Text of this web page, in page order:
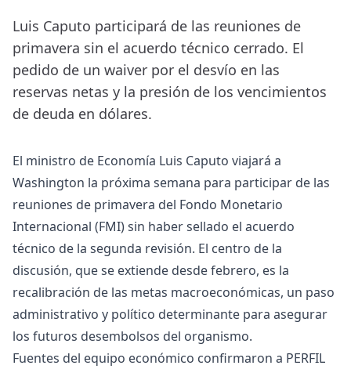
Luis Caputo participará de las reuniones de
primavera sin el acuerdo técnico cerrado. El
pedido de un waiver por el desvío en las
reservas netas y la presión de los vencimientos
de deuda en dólares.
El ministro de Economía Luis Caputo viajará a
Washington la próxima semana para participar de las
reuniones de primavera del Fondo Monetario
Internacional (FMI) sin haber sellado el acuerdo
técnico de la segunda revisión. El centro de la
discusión, que se extiende desde febrero, es la
recalibración de las metas macroeconómicas, un paso
administrativo y político determinante para asegurar
los futuros desembolsos del organismo.
Fuentes del equipo económico confirmaron a PERFIL